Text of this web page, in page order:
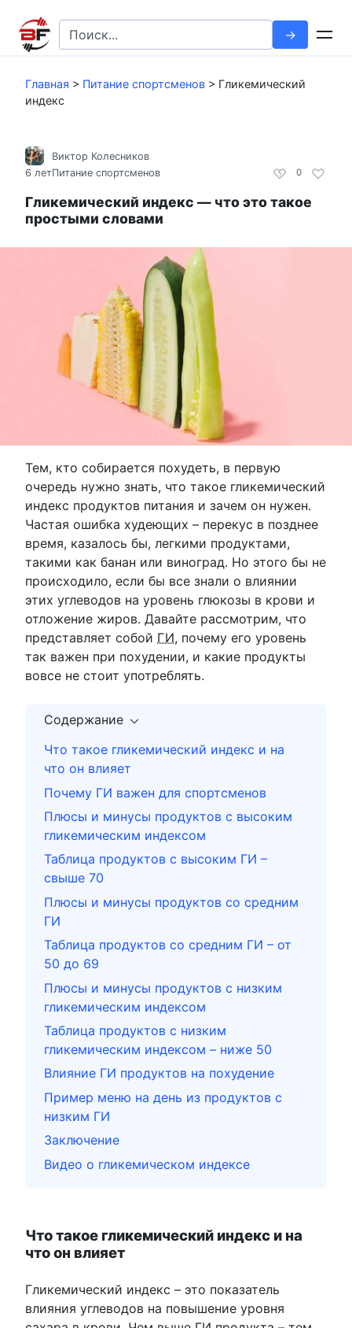
контенту
Search
for:
Главная > Питание спортсменов > Гликемический
индекс
0
Виктор Колесников
6 летПитание спортсменов
Гликемический индекс — что это такое
простыми словами
Тем, кто собирается похудеть, в первую
очередь нужно знать, что такое гликемический
индекс продуктов питания и зачем он нужен.
Частая ошибка худеющих – перекус в позднее
время, казалось бы, легкими продуктами,
такими как банан или виноград. Но этого бы не
происходило, если бы все знали о влиянии
этих углеводов на уровень глюкозы в крови и
отложение жиров. Давайте рассмотрим, что
представляет собой ГИ, почему его уровень
так важен при похудении, и какие продукты
вовсе не стоит употреблять.
Содержание
Что такое гликемический индекс и на
что он влияет
Почему ГИ важен для спортсменов
Плюсы и минусы продуктов с высоким
гликемическим индексом
Таблица продуктов с высоким ГИ –
свыше 70
Плюсы и минусы продуктов со средним
ГИ
Таблица продуктов со средним ГИ – от
50 до 69
Плюсы и минусы продуктов с низким
гликемическим индексом
Таблица продуктов с низким
гликемическим индексом – ниже 50
Влияние ГИ продуктов на похудение
Пример меню на день из продуктов с
низким ГИ
Заключение
Видео о гликемическом индексе
Что такое гликемический индекс и на
что он влияет
Гликемический индекс – это показатель
влияния углеводов на повышение уровня